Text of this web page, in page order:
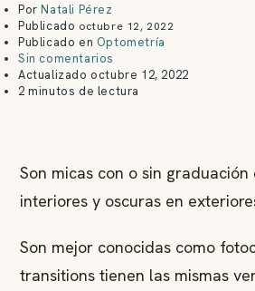
PorNatali Pérez
Publicado octubre 12, 2022
Publicado en Optometría
Sin comentarios
Actualizadooctubre 12, 2022
2 minutos de lectura
Son micas con o sin graduación
interiores y oscuras en
Son mejor conocidas como
transitions tienen las mismas